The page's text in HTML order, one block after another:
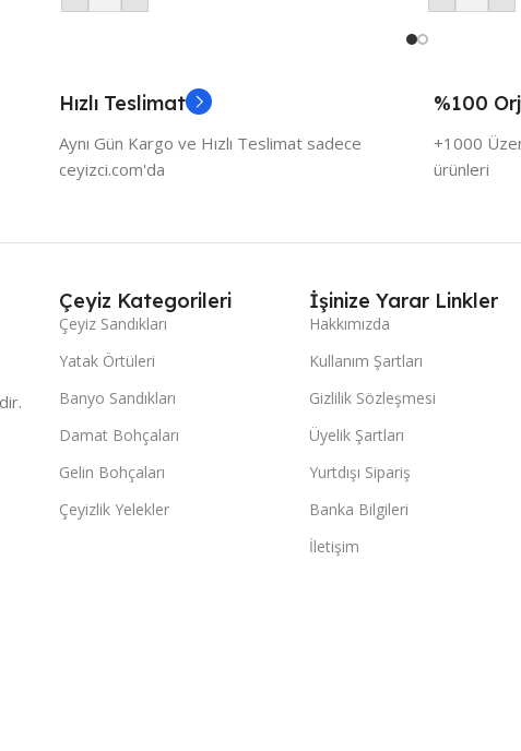
Hızlı Teslimat
Aynı Gün Kargo ve Hızlı Teslimat sadece
ceyizci.com'da
%100
+1000
ürünleri
Çeyiz Kategorileri
Çeyiz Sandıkları
Yatak Örtüleri
Banyo Sandıkları
Damat Bohçaları
Gelin Bohçaları
Çeyizlik Yelekler
İşinize Yarar Linkler
Hakkımızda
Kullanım Şartları
Gizlilik Sözleşmesi
Üyelik Şartları
Yurtdışı Sipariş
Banka Bilgileri
İletişim